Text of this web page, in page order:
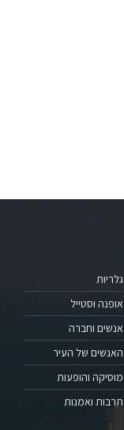
גלריות
אופנה וסטייל
אנשים וחברה
האנשים של העיר
מוסיקה והופעות
תרבות ואמנות